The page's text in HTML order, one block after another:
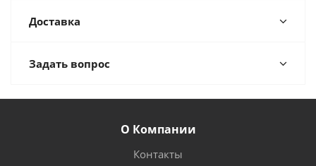
Доставка
Задать вопрос
О Компании
Контакты